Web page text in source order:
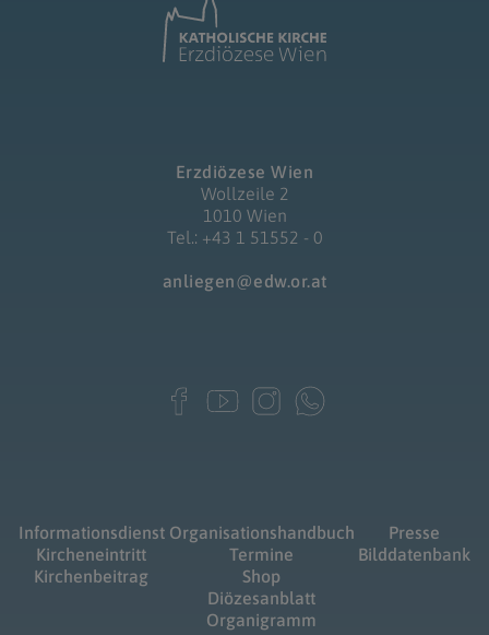
Erzdiözese Wien
Wollzeile 2
1010 Wien
Tel.: +43 1 51552 - 0
anliegen@edw.or.at
Informationsdienst
Kircheneintritt
Kirchenbeitrag
Organisationshandbuch
Termine
Shop
Diözesanblatt
Organigramm
Presse
Bilddatenbank